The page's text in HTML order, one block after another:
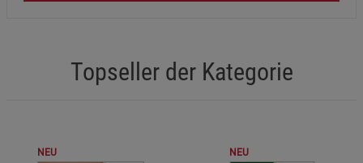
Topseller der Kategorie
NEU NEU